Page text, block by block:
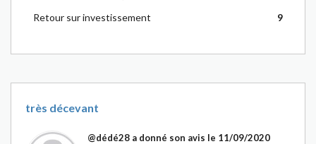
Retour sur investissement
9
très décevant
@dédé28 a donné son avis le 11/09/2020